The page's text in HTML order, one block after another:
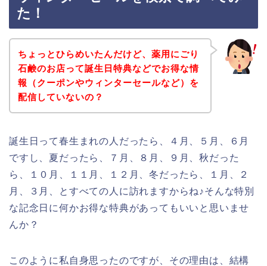
た！
ちょっとひらめいたんだけど、薬用にごり
石鹸のお店って誕生日特典などでお得な情
報（クーポンやウィンターセールなど）を
配信していないの？
誕生日って春生まれの人だったら、４月、５月、６月
ですし、夏だったら、７月、８月、９月、秋だった
ら、１０月、１１月、１２月、冬だったら、１月、２
月、３月、とすべての人に訪れますからね♪そんな特別
な記念日に何かお得な特典があってもいいと思いませ
んか？
このように私自身思ったのですが、その理由は、結構